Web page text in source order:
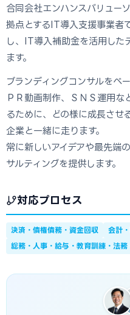
合同会社エンハンスバリュー
拠点とするIT導入支援事業者
し、IT導入補助金を活用した
ます。
ブランディングコンサルをベ
ＰＲ動画制作、ＳＮＳ運用な
るために、どの様に成長させ
企業と一緒に走ります。
常に新しいアイデアや最先端
サルティングを提供します。
対応プロセス
決済・債権債務・資金回収
会計
総務・人事・給与・教育訓練・法務